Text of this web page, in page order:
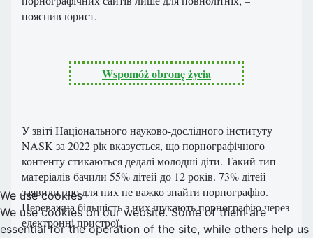
пояснив юрист.
Wspomóż obronę życia
У звіті Національного науково-дослідного інституту
NASK за 2022 рік вказується, що порнографічного
контенту стикаються дедалі молодші діти. Такий тип
матеріалів бачили 55% дітей до 12 років. 73% дітей
заявили, що для них не важко знайти порнографію.
Переважна більшість з них шукають порнографію через
електронні пристрої.
We use cookies
We use cookies on our website. Some of them are
essential for the operation of the site, while others help us